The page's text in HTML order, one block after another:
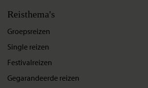
Reisthema's
Groepsreizen
Single reizen
Festivalreizen
Gegarandeerde reizen